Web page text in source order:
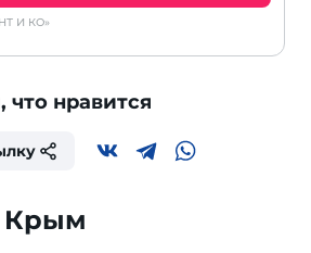
И КО»
что нравится
Крым